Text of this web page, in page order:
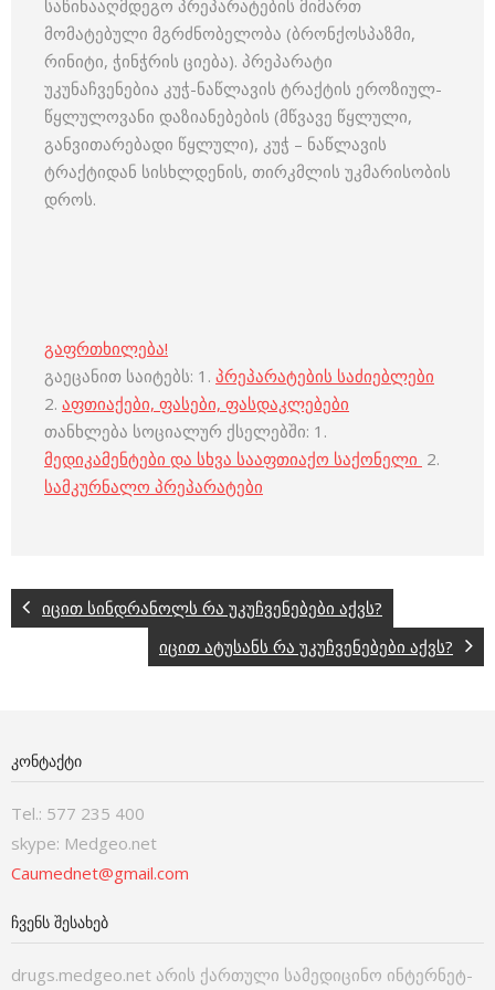
საწინააღმდეგო პრეპარატების მიმართ
მომატებული მგრძნობელობა (ბრონქოსპაზმი,
რინიტი, ჭინჭრის ციება). პრეპარატი
უკუნაჩვენებია კუჭ-ნაწლავის ტრაქტის ეროზიულ-
წყლულოვანი დაზიანებების (მწვავე წყლული,
განვითარებადი წყლული), კუჭ – ნაწლავის
ტრაქტიდან სისხლდენის, თირკმლის უკმარისობის
დროს.
გაფრთხილება!
გაეცანით საიტებს: 1. პრეპარატების საძიებლები
2. აფთიაქები, ფასები, ფასდაკლებები
თანხლება სოციალურ ქსელებში: 1.
მედიკამენტები და სხვა სააფთიაქო საქონელი 2.
სამკურნალო პრეპარატები
იცით სინდრანოლს რა უკუჩვენებები აქვს?
იცით ატუსანს რა უკუჩვენებები აქვს?
ᲙᲝᲜᲢᲐᲥᲢᲘ
Tel.: 577 235 400
skype: Medgeo.net
Caumednet@gmail.com
ᲩᲕᲔᲜᲡ ᲨᲔᲡᲐᲮᲔᲑ
drugs.medgeo.net არის ქართული სამედიცინო ინტერნეტ-